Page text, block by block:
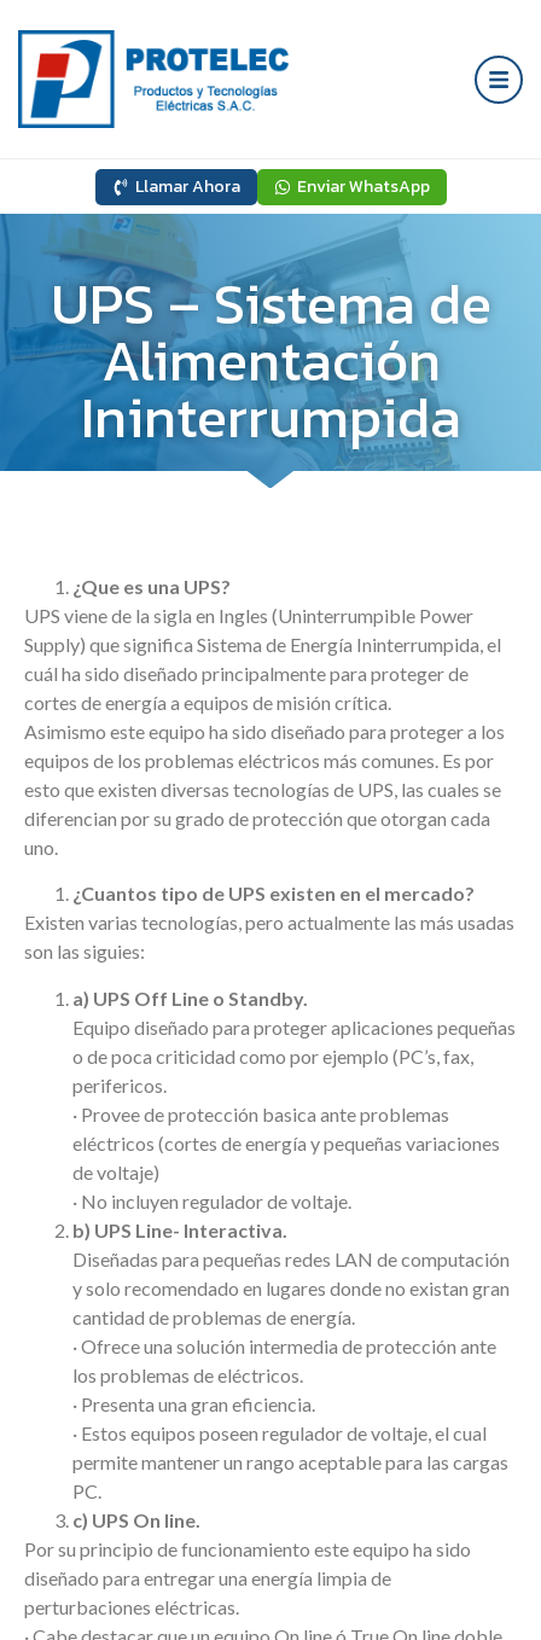
Llamar Ahora Enviar WhatsApp
UPS – Sistema de
Alimentación
Ininterrumpida
¿Que es una UPS?
UPS viene de la sigla en Ingles (Uninterrumpible Power
Supply) que significa Sistema de Energía Ininterrumpida, el
cuál ha sido diseñado principalmente para proteger de
cortes de energía a equipos de misión crítica.
Asimismo este equipo ha sido diseñado para proteger a los
equipos de los problemas eléctricos más comunes. Es por
esto que existen diversas tecnologías de UPS, las cuales se
diferencian por su grado de protección que otorgan cada
uno.
¿Cuantos tipo de UPS existen en el mercado?
Existen varias tecnologías, pero actualmente las más usadas
son las siguies:
a) UPS Off Line o Standby.
Equipo diseñado para proteger aplicaciones pequeñas
o de poca criticidad como por ejemplo (PC’s, fax,
perifericos.
· Provee de protección basica ante problemas
eléctricos (cortes de energía y pequeñas variaciones
de voltaje)
· No incluyen regulador de voltaje.
b) UPS Line- Interactiva.
Diseñadas para pequeñas redes LAN de computación
y solo recomendado en lugares donde no existan gran
cantidad de problemas de energía.
· Ofrece una solución intermedia de protección ante
los problemas de eléctricos.
· Presenta una gran eficiencia.
· Estos equipos poseen regulador de voltaje, el cual
permite mantener un rango aceptable para las cargas
PC.
c) UPS On line.
Por su principio de funcionamiento este equipo ha sido
diseñado para entregar una energía limpia de
perturbaciones eléctricas.